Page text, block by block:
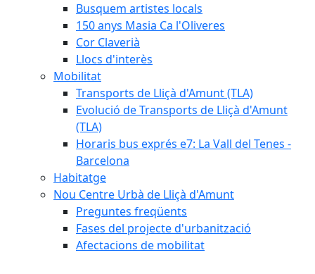
Busquem artistes locals
150 anys Masia Ca l'Oliveres
Cor Claverià
Llocs d'interès
Mobilitat
Transports de Lliçà d'Amunt (TLA)
Evolució de Transports de Lliçà d'Amunt
(TLA)
Horaris bus exprés e7: La Vall del Tenes -
Barcelona
Habitatge
Nou Centre Urbà de Lliçà d'Amunt
Preguntes freqüents
Fases del projecte d'urbanització
Afectacions de mobilitat